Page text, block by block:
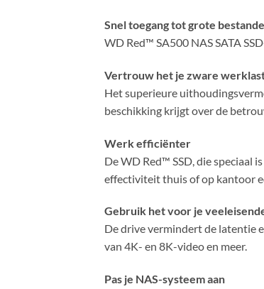
Snel toegang tot grote
WD Red™ SA500 NAS SATA
Vertrouw het je zware
Het superieure
beschikking krijgt over de
Werk efficiënter
De WD Red™ SSD, die
effectiviteit thuis of op kantoor
Gebruik het voor je
De drive vermindert de latentie
van 4K- en 8K-video en meer.
Pas je NAS-systeem aan